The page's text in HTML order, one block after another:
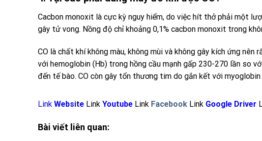
Cacbon monoxit là cực kỳ nguy hiểm, do việc hít thở phải một
gây tử vong. Nồng độ chỉ khoảng 0,1% cacbon monoxit trong
CO là chất khí không màu, không mùi và không gây kích ứng
với hemoglobin (Hb) trong hồng cầu mạnh gấp 230-270 lần so
đến tế bào. CO còn gây tổn thương tim do gắn kết với
Link Website Link Youtube Link Facebook Link Google Driver
Bài viết liên quan: